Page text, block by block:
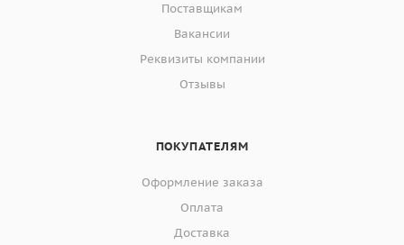
Поставщикам
Вакансии
Реквизиты компании
Отзывы
ПОКУПАТЕЛЯМ
Оформление заказа
Оплата
Доставка